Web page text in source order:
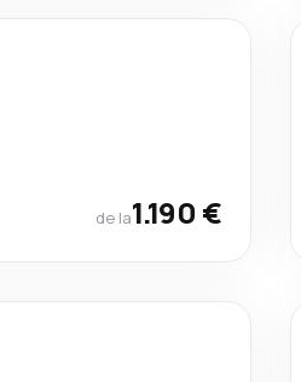
de la1.190 €